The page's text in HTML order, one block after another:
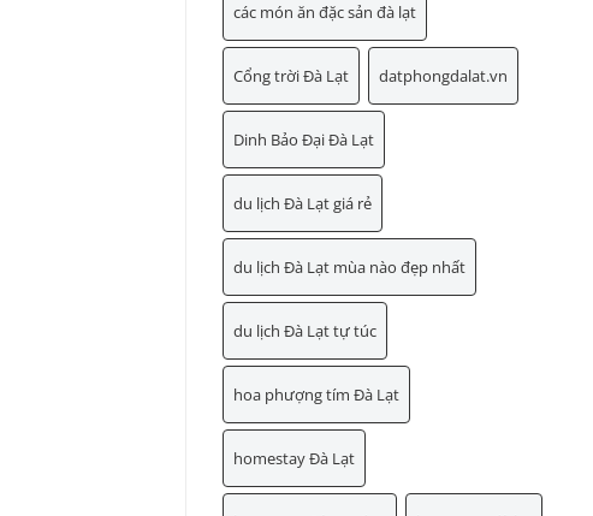
các món ăn đặc sản đà lạt
Cổng trời Đà Lạt datphongdalat.vn
Dinh Bảo Đại Đà Lạt
du lịch Đà Lạt giá rẻ
du lịch Đà Lạt mùa nào đẹp nhất
du lịch Đà Lạt tự túc
hoa phượng tím Đà Lạt
homestay Đà Lạt